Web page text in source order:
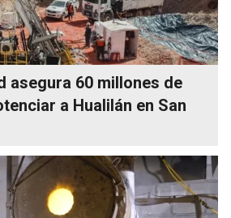
asegura 60 millones de
a Hualilán en San